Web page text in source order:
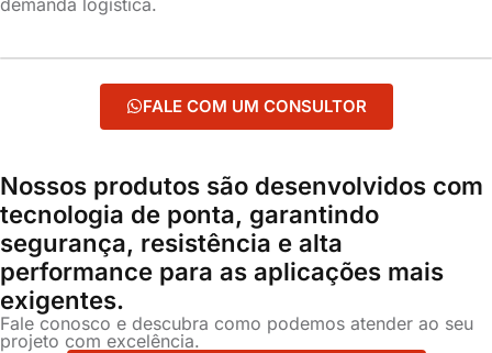
demanda logística.
FALE COM UM CONSULTOR
Nossos produtos são desenvolvidos com
tecnologia de ponta, garantindo
segurança, resistência e alta
performance para as aplicações mais
exigentes.
Fale conosco e descubra como podemos atender ao seu
projeto com excelência.